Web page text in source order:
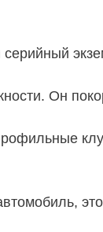
Он